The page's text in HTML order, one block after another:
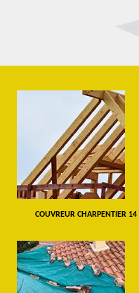
COUVREUR CHARPENTIER 14